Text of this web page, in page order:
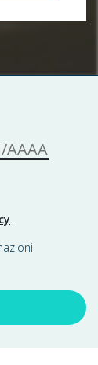
AAAA
.